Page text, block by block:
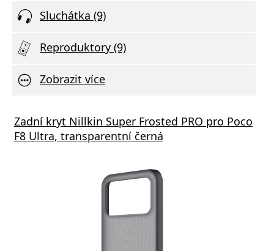
Sluchátka (9)
Reproduktory (9)
Zobrazit více
Zadní kryt Nillkin Super Frosted PRO pro Poco
F8 Ultra, transparentní černá
GaN3 Pro, 2x USB-C, 2x USB 65W černá